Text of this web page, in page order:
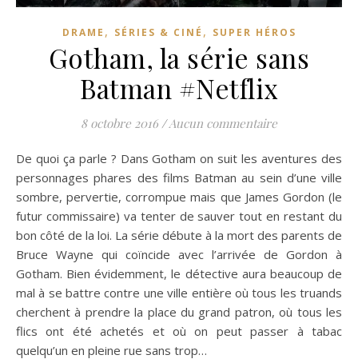
DRAME , SÉRIES & CINÉ , SUPER HÉROS
Gotham, la série sans
Batman #Netflix
8 octobre 2016 / Aucun commentaire
De quoi ça parle ? Dans Gotham on suit les aventures des
personnages phares des films Batman au sein d’une ville
sombre, pervertie, corrompue mais que James Gordon (le
futur commissaire) va tenter de sauver tout en restant du
bon côté de la loi. La série débute à la mort des parents de
Bruce Wayne qui coïncide avec l’arrivée de Gordon à
Gotham. Bien évidemment, le détective aura beaucoup de
mal à se battre contre une ville entière où tous les truands
cherchent à prendre la place du grand patron, où tous les
flics ont été achetés et où on peut passer à tabac
quelqu’un en pleine rue sans trop…